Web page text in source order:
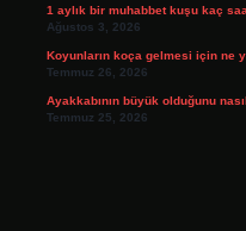
1 aylık bir muhabbet kuşu kaç
Ağustos 3, 2026
Koyunların koça gelmesi için ne
Temmuz 26, 2026
Ayakkabının büyük olduğunu
Temmuz 25, 2026